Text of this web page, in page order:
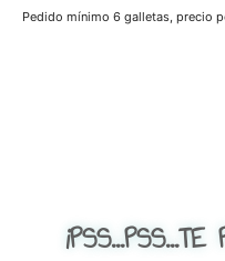
Pedido mínimo 6 galletas, precio